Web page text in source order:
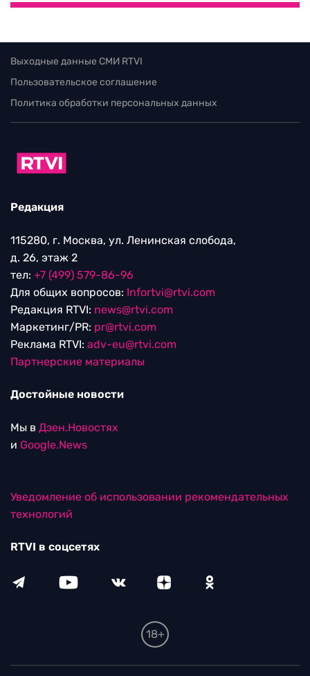
Выходные данные СМИ RTVI
Пользовательское соглашение
Политика обработки персональных данных
Редакция
115280, г. Москва, ул. Ленинская слобода,
д. 26, этаж 2
тел: +7 (499) 579-86-96
Для общих вопросов: Infortvi@rtvi.com
Редакция RTVI: news@rtvi.com
Маркетинг/PR: pr@rtvi.com
Реклама RTVI: adv-eu@rtvi.com
Партнерские материалы
Достойные новости
Мы в Дзен.Новостях
и Google.News
Уведомление об использовании рекомендательных
технологий
RTVI в соцсетях
18+